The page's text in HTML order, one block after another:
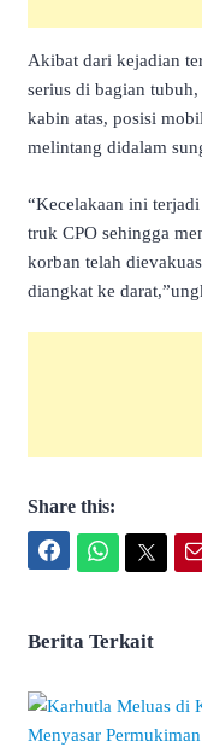
Akibat dari kejadian
serius di bagian
kabin atas, posisi
melintang didalam
“Kecelakaan ini
truk CPO sehingga
korban telah
diangkat ke
Share this:
Berita Terkait